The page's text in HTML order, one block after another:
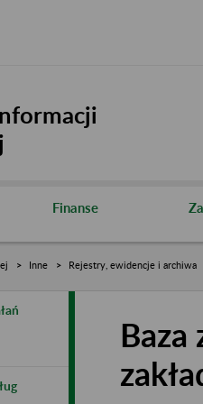
Finanse
Inne Rejestry, ewidencje i archiwa
Baza